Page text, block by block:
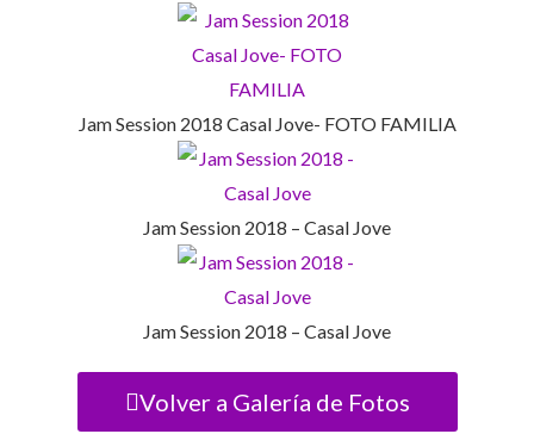
Jam Session 2018 Casal Jove- FOTO FAMILIA
Jam Session 2018 – Casal Jove
Jam Session 2018 – Casal Jove
Volver a Galería de Fotos